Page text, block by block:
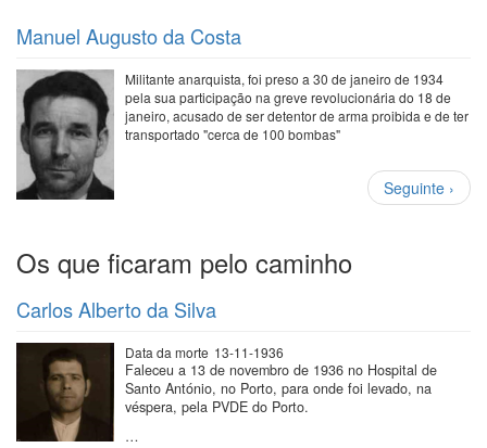
Manuel Augusto da Costa
Militante anarquista, foi preso a 30 de janeiro de 1934
pela sua participação na greve revolucionária do 18 de
janeiro, acusado de ser detentor de arma proibida e de ter
transportado "cerca de 100 bombas"
Paginação
Próxima
página
Seguinte ›
Os que ficaram pelo caminho
Carlos Alberto da Silva
Data da morte 13-11-1936
Faleceu a 13 de novembro de 1936 no Hospital de
Santo António, no Porto, para onde foi levado, na
véspera, pela PVDE do Porto.
…